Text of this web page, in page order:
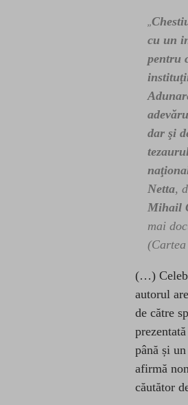
„
cu un
pentru
dar şi
Netta,
Mihail
mai
(…)
autorul
de către
până și
afirmă
căutător